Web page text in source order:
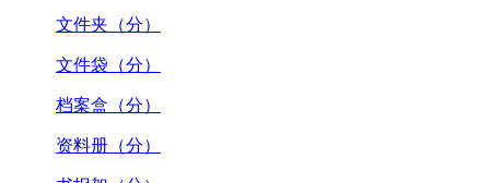
文件夹（分）
文件袋（分）
档案盒（分）
资料册（分）